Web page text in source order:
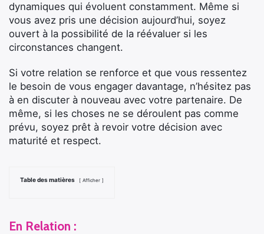
dynamiques qui évoluent constamment. Même si
vous avez pris une décision aujourd’hui, soyez
ouvert à la possibilité de la réévaluer si les
circonstances changent.
Si votre relation se renforce et que vous ressentez
le besoin de vous engager davantage, n’hésitez pas
à en discuter à nouveau avec votre partenaire. De
même, si les choses ne se déroulent pas comme
prévu, soyez prêt à revoir votre décision avec
maturité et respect.
Table des matières Afficher
En Relation :